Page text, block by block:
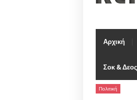
Αρχική
Σοκ & Δεος
Πολιτική